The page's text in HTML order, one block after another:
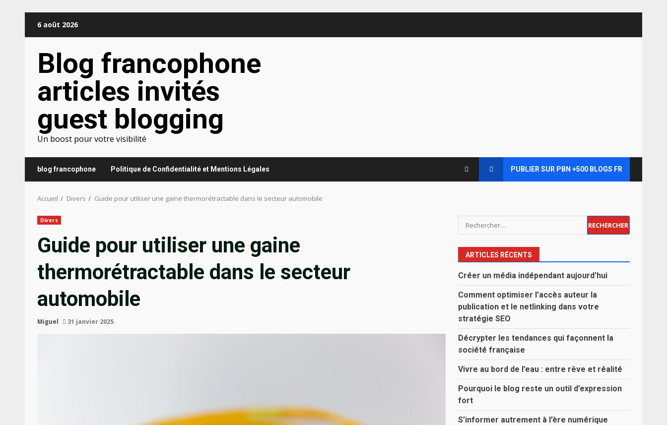
6 août 2026
Blog francophone
articles invités
guest blogging
Un boost pour votre visibilité
blog francophone Politique de Confidentialité et Mentions Légales PUBLIER SUR PBN +500 BLOGS FR
Accueil Divers Guide pour utiliser une gaine thermorétractable dans le secteur automobile
Divers
Guide pour utiliser une gaine
thermorétractable dans le secteur
automobile
Miguel 31 janvier 2025
Rechercher :
ARTICLES RÉCENTS
Créer un média indépendant aujourd’hui
Comment optimiser l’accès auteur la
publication et le netlinking dans votre
stratégie SEO
Décrypter les tendances qui façonnent la
société française
Vivre au bord de l’eau : entre rêve et réalité
Pourquoi le blog reste un outil d’expression
fort
S’informer autrement à l’ère numérique